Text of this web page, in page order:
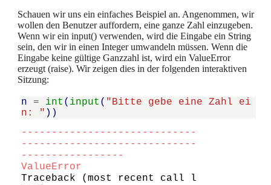
Schauen wir uns ein einfaches Beispiel an. Angenommen, wir
wollen den Benutzer auffordern, eine ganze Zahl einzugeben.
Wenn wir ein input() verwenden, wird die Eingabe ein String
sein, den wir in einen Integer umwandeln müssen. Wenn die
Eingabe keine gültige Ganzzahl ist, wird ein ValueError
erzeugt (raise). Wir zeigen dies in der folgenden interaktiven
Sitzung:
n = int ( input ( "Bitte gebe eine Zahl ei
n: " ))
-----------------------------
-----------------------------
-----------------
ValueError
Traceback (most recent call l